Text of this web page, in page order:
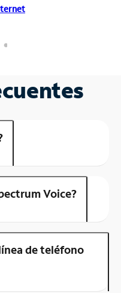
Voice?
de teléfono